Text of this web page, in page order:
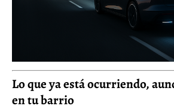
Lo que ya está ocurriendo,
en tu barrio